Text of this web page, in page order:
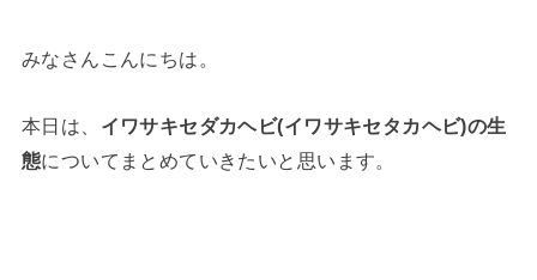
みなさんこんにちは。
本日は、 イワサキセダカヘビ(イワサキセタカヘビ)の生
態についてまとめていきたいと思います。